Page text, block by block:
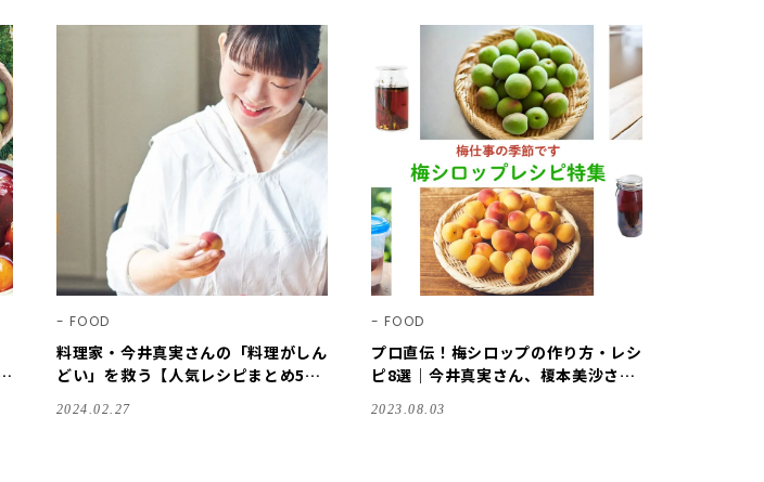
FOOD
料理家・今井真実さんの「料理がしん
どい」を救う【人気レシピまとめ50
2024.02.27
FOOD
プロ直伝！梅シロップの作り方・レシ
ピ8選｜今井真実さん、榎本美沙さ
2023.08.03